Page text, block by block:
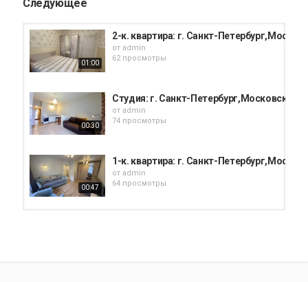
Следующее
01:00
2-к. квартира: г. Санкт-
от admin
62 просмотры
00:30
Студия: г. Санкт-Петербург,Московский
от admin
74 просмотры
00:47
1-к. квартира: г. Санкт-
от admin
64 просмотры